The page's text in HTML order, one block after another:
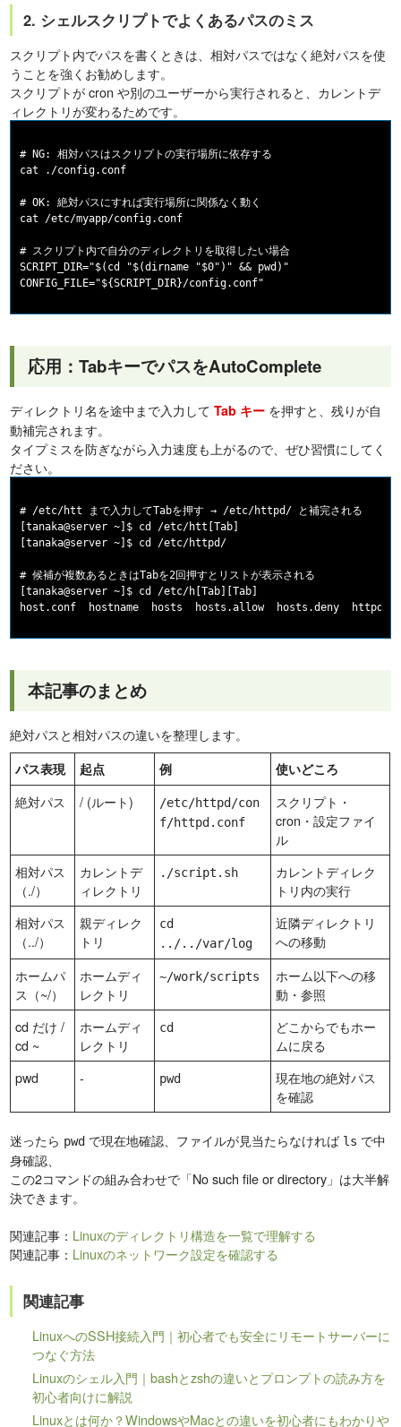
2. シェルスクリプトでよくあるパスのミス
スクリプト内でパスを書くときは、相対パスではなく絶対パスを使
うことを強くお勧めします。
スクリプトが cron や別のユーザーから実行されると、カレントデ
ィレクトリが変わるためです。
# NG: 相対パスはスクリプトの実行場所に依存する
cat ./config.conf
# OK: 絶対パスにすれば実行場所に関係なく動く
cat /etc/myapp/config.conf
# スクリプト内で自分のディレクトリを取得したい場合
SCRIPT_DIR="$(cd "$(dirname "$0")" && pwd)"
応用：TabキーでパスをAutoComplete
ディレクトリ名を途中まで入力してTab キー を押すと、残りが自
動補完されます。
タイプミスを防ぎながら入力速度も上がるので、ぜひ習慣にしてく
ださい。
# /etc/htt まで入力してTabを押す → /etc/httpd/ と補完される
[tanaka@server ~]$ cd /etc/htt[Tab]
[tanaka@server ~]$ cd /etc/httpd/
# 候補が複数あるときはTabを2回押すとリストが表示される
[tanaka@server ~]$ cd /etc/h[Tab][Tab]
本記事のまとめ
絶対パスと相対パスの違いを整理します。
パス表現 起点 例 使いどころ
絶対パス / (ルート)
/etc/httpd/con
f/httpd.conf
スクリプト・
cron・設定ファイ
ル
相対パス
（./）
カレントデ
ィレクトリ
./script.sh
カレントディレク
トリ内の実行
相対パス
（../）
親ディレク
トリ
cd
../../var/log
近隣ディレクトリ
への移動
ホームパ
ス（~/）
ホームディ
レクトリ
~/work/scripts
ホーム以下への移
動・参照
cd だけ /
cd ~
ホームディ
レクトリ
cd
どこからでもホー
ムに戻る
pwd
- pwd
現在地の絶対パス
を確認
迷ったら pwd で現在地確認、ファイルが見当たらなければ ls で中
身確認、
この2コマンドの組み合わせで「No such file or directory」は大半解
決できます。
関連記事： Linuxのディレクトリ構造を一覧で理解する
関連記事： Linuxのネットワーク設定を確認する
関連記事
LinuxへのSSH接続入門｜初心者でも安全にリモートサーバーに
つなぐ方法
Linuxのシェル入門｜bashとzshの違いとプロンプトの読み方を
初心者向けに解説
Linuxとは何か？WindowsやMacとの違いを初心者にもわかりや